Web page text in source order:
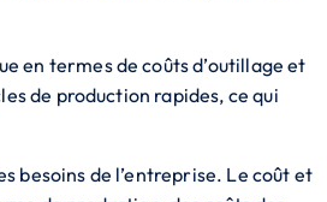
en termes de coûts d’outillage et
de production rapides, ce qui
besoins de l’entreprise. Le coût et